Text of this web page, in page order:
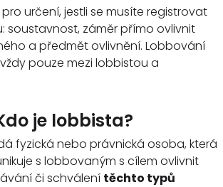
určení, jestli se musíte registrovat
soustavnost, záměr přímo ovlivnit
a předmět ovlivnění. Lobbování
pouze mezi lobbistou a
je lobbista?
fyzická nebo právnická osoba, která
s lobbovaným s cílem ovlivnit
či schválení těchto typů